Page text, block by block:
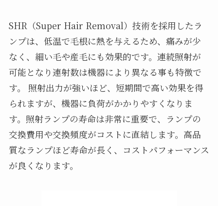
SHR（Super Hair Removal）技術を採用したラ
ンプは、低温で毛根に熱を与えるため、痛みが少
なく、細い毛や産毛にも効果的です。連続照射が
可能となり連射数は機器により異なる事も特徴で
す。 照射出力が強いほど、短期間で高い効果を得
られますが、機器に負荷がかかりやすくなりま
す。照射ランプの寿命は非常に重要で、ランプの
交換費用や交換頻度がコストに直結します。高品
質なランプほど寿命が長く、コストパフォーマンス
が良くなります。